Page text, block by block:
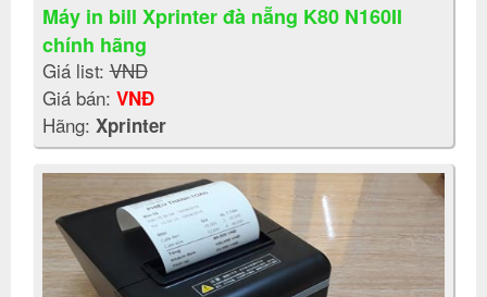
Máy in bill Xprinter đà nẵng K80 N160II
chính hãng
Giá list:VNĐ
Giá bán: VNĐ
Hãng: Xprinter